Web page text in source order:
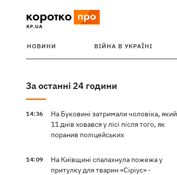
НОВИНИ ВІЙНА В УКРАЇНІ
За останні 24 години
14:36
На Буковині затримали чоловіка, який
11 днів ховався у лісі після того, як
поранив поліцейських
14:09
На Київщині спалахнула пожежа у
притулку для тварин «Сіріус» -